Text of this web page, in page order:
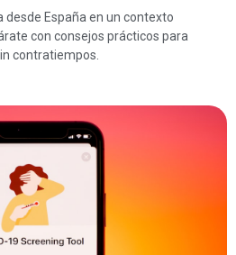
desde España en un contexto
con consejos prácticos para
contratiempos.